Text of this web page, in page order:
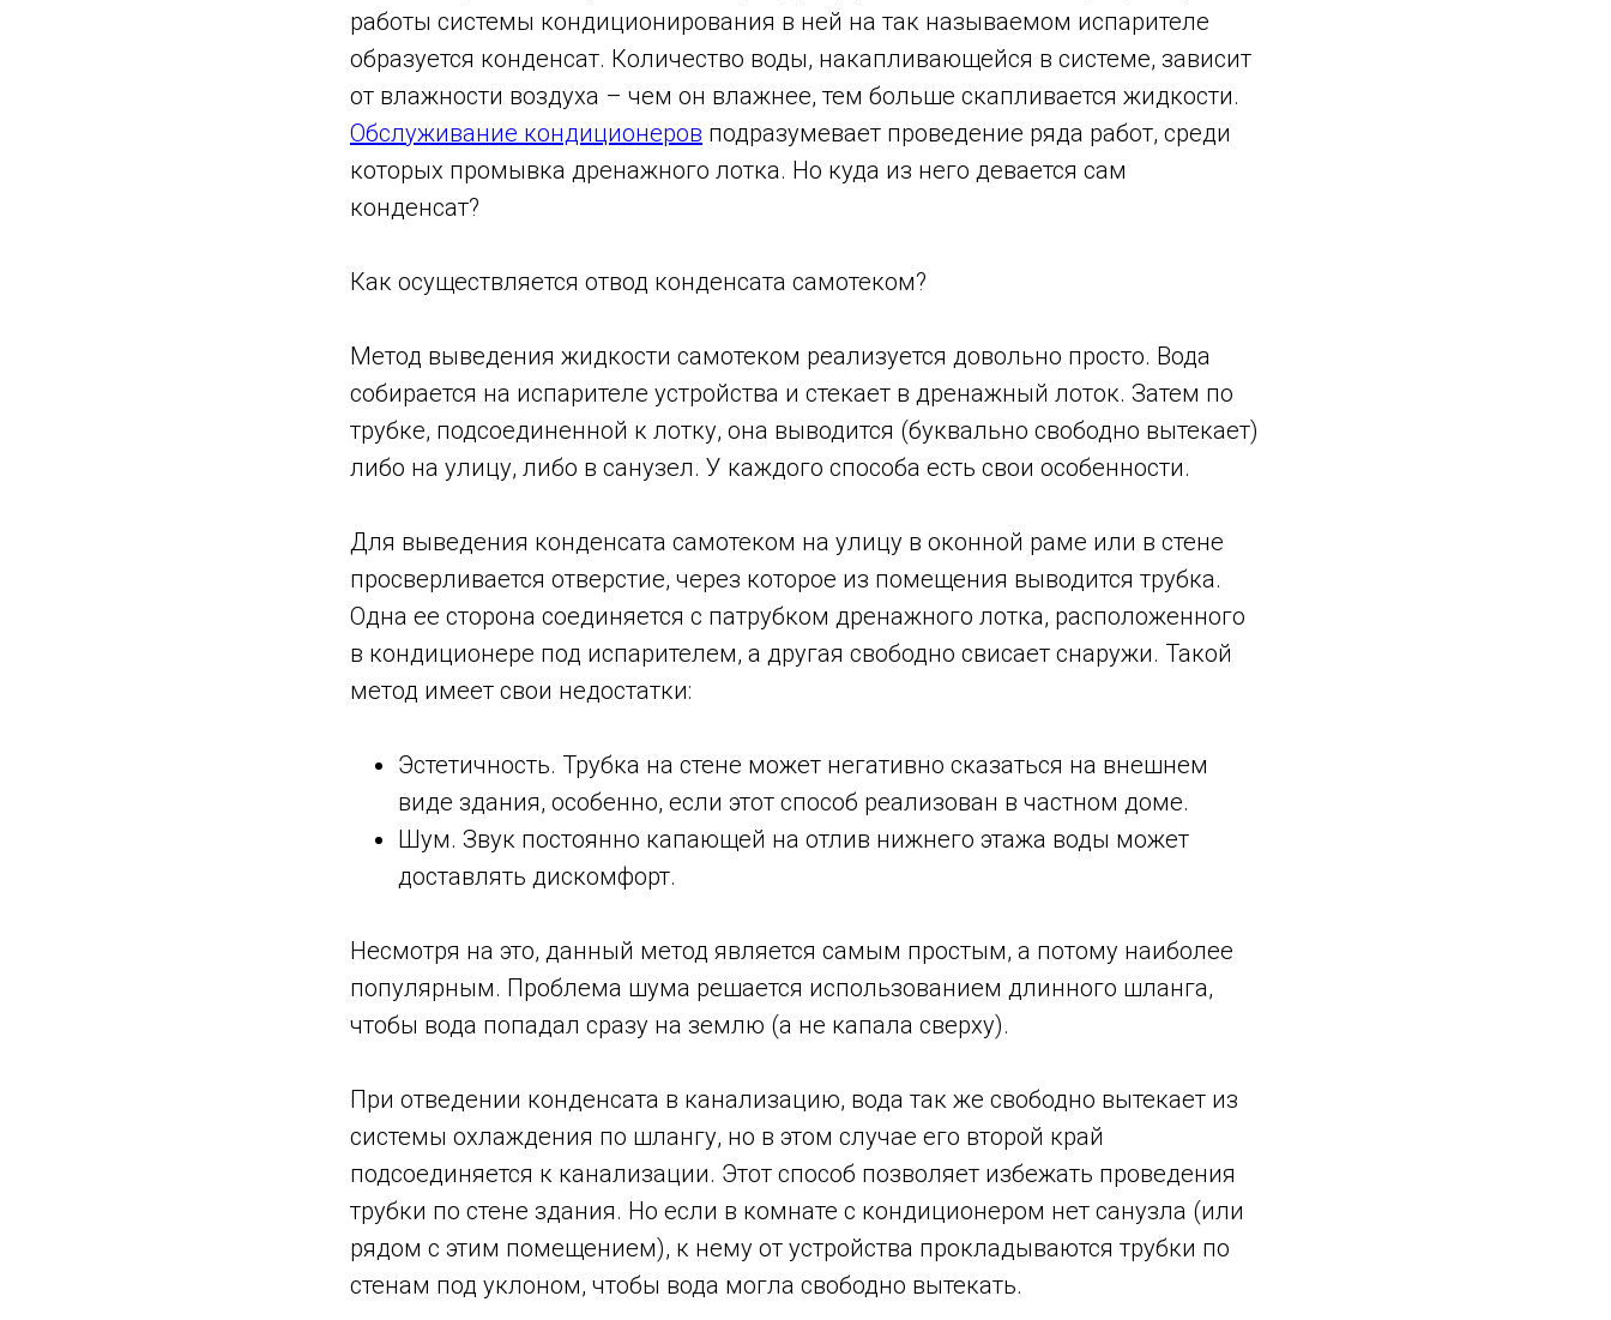
работы системы кондиционирования в ней на так называемом испарителе
образуется конденсат. Количество воды, накапливающейся в системе, зависит
от влажности воздуха – чем он влажнее, тем больше скапливается жидкости.
Обслуживание кондиционеров подразумевает проведение ряда работ, среди
которых промывка дренажного лотка. Но куда из него девается сам
конденсат?
Как осуществляется отвод конденсата самотеком?
Метод выведения жидкости самотеком реализуется довольно просто. Вода
собирается на испарителе устройства и стекает в дренажный лоток. Затем по
трубке, подсоединенной к лотку, она выводится (буквально свободно вытекает)
либо на улицу, либо в санузел. У каждого способа есть свои особенности.
Для выведения конденсата самотеком на улицу в оконной раме или в стене
просверливается отверстие, через которое из помещения выводится трубка.
Одна ее сторона соединяется с патрубком дренажного лотка, расположенного
в кондиционере под испарителем, а другая свободно свисает снаружи. Такой
метод имеет свои недостатки:
Эстетичность. Трубка на стене может негативно сказаться на внешнем
виде здания, особенно, если этот способ реализован в частном доме.
Шум. Звук постоянно капающей на отлив нижнего этажа воды может
доставлять дискомфорт.
Несмотря на это, данный метод является самым простым, а потому наиболее
популярным. Проблема шума решается использованием длинного шланга,
чтобы вода попадал сразу на землю (а не капала сверху).
При отведении конденсата в канализацию, вода так же свободно вытекает из
системы охлаждения по шлангу, но в этом случае его второй край
подсоединяется к канализации. Этот способ позволяет избежать проведения
трубки по стене здания. Но если в комнате с кондиционером нет санузла (или
рядом с этим помещением), к нему от устройства прокладываются трубки по
стенам под уклоном, чтобы вода могла свободно вытекать.